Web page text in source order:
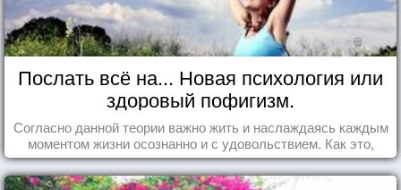
Послать всё на... Новая психология или
здоровый пофигизм.
Согласно данной теории важно жить и наслаждаясь каждым
моментом жизни осознанно и с удовольствием. Как это,
попробуем разобраться на реальных примерах.